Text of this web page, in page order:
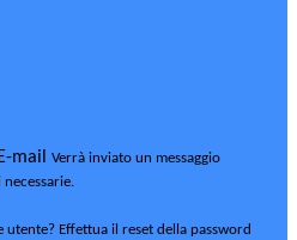
mail Verrà inviato un messaggio
utente? Effettua il reset della password